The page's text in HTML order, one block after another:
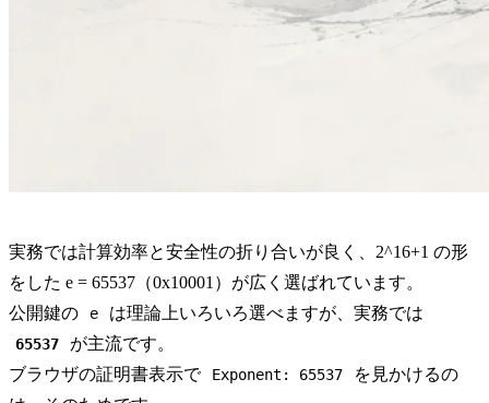
実務では計算効率と安全性の折り合いが良く、2^16+1 の形
をした e = 65537（0x10001）が広く選ばれています。
公開鍵の
e は理論上いろいろ選べますが、実務では
65537
が主流です。
ブラウザの証明書表示で
Exponent: 65537
を見かけるの